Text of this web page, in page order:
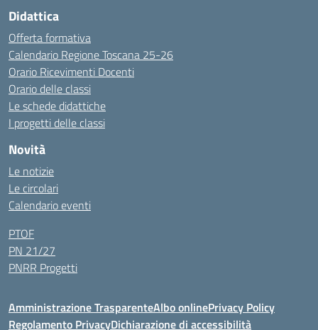
Didattica
Offerta formativa
Calendario Regione Toscana 25-26
Orario Ricevimenti Docenti
Orario delle classi
Le schede didattiche
I progetti delle classi
Novità
Le notizie
Le circolari
Calendario eventi
PTOF
PN 21/27
PNRR Progetti
Amministrazione TrasparenteAlbo onlinePrivacy Policy
Regolamento PrivacyDichiarazione di accessibilità